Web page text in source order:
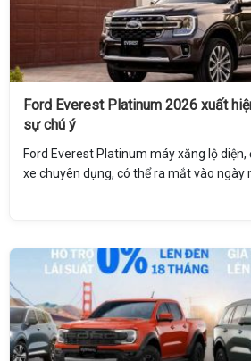
Ford Everest Platinum 2026 xuất
sự chú ý
Ford Everest Platinum máy xăng lộ
xe chuyên dụng, có thể ra mắt vào ngày